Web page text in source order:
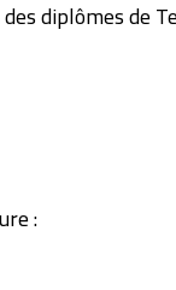
diplômes de
: